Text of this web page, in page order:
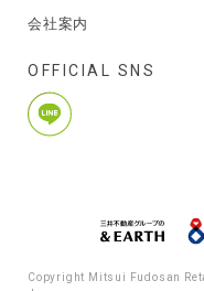
会社案内
OFFICIAL SNS
Copyright Mitsui Fudosan